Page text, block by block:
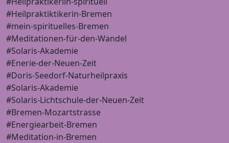
#Heilpraktiktikerin-Bremen
#mein-spirituelles-Bremen
#Meditationen-für-den-Wandel
#Solaris-Akademie
#Enerie-der-Neuen-Zeit
#Doris-Seedorf-Naturheilpraxis
#Solaris-Akademie
#Solaris-Lichtschule-der-Neuen-Zeit
#Bremen-Mozartstrasse
#Energiearbeit-Bremen
#Meditation-in-Bremen